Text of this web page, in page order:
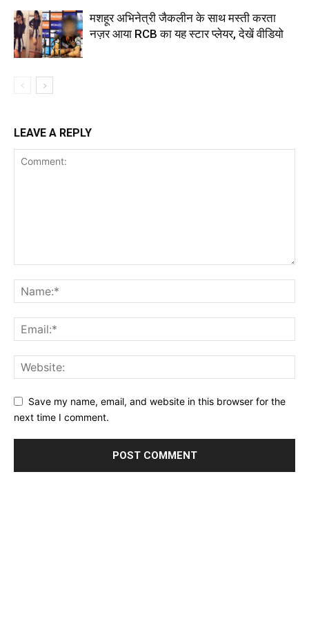
मशहूर अभिनेत्री जैकलीन के साथ मस्ती करता
नज़र आया RCB का यह स्टार प्लेयर, देखें वीडियो
LEAVE A REPLY
Save my name, email, and website in this browser for the
next time I comment.